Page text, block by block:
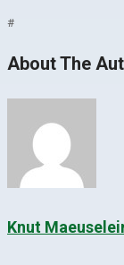
#
About The
Knut